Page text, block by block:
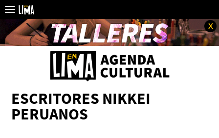
x
ESCRITORES NIKKEI
PERUANOS